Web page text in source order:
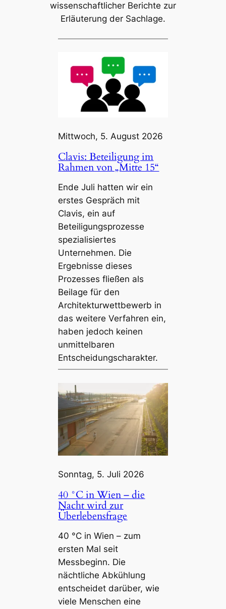
wissenschaftlicher Berichte zur
Erläuterung der Sachlage.
Mittwoch, 5. August 2026
Clavis: Beteiligung im
Rahmen von „Mitte 15“
Ende Juli hatten wir ein
erstes Gespräch mit
Clavis, ein auf
Beteiligungsprozesse
spezialisiertes
Unternehmen. Die
Ergebnisse dieses
Prozesses fließen als
Beilage für den
Architekturwettbewerb in
das weitere Verfahren ein,
haben jedoch keinen
unmittelbaren
Entscheidungscharakter.
Sonntag, 5. Juli 2026
40 °C in Wien – die
Nacht wird zur
Überlebensfrage
40 °C in Wien – zum
ersten Mal seit
Messbeginn. Die
nächtliche Abkühlung
entscheidet darüber, wie
viele Menschen eine